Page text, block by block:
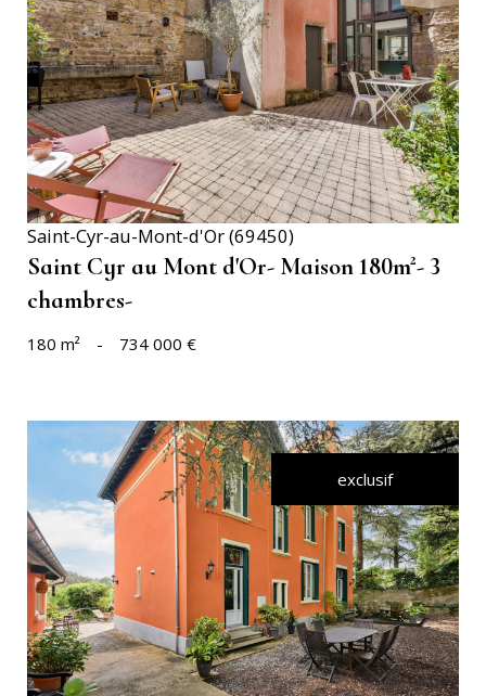
VOIR LE BIEN
Saint-Cyr-au-Mont-d'Or (69450)
Saint Cyr au Mont d'Or- Maison 180m²- 3
chambres-
180 m² - 734 000 €
exclusif
VOIR LE BIEN